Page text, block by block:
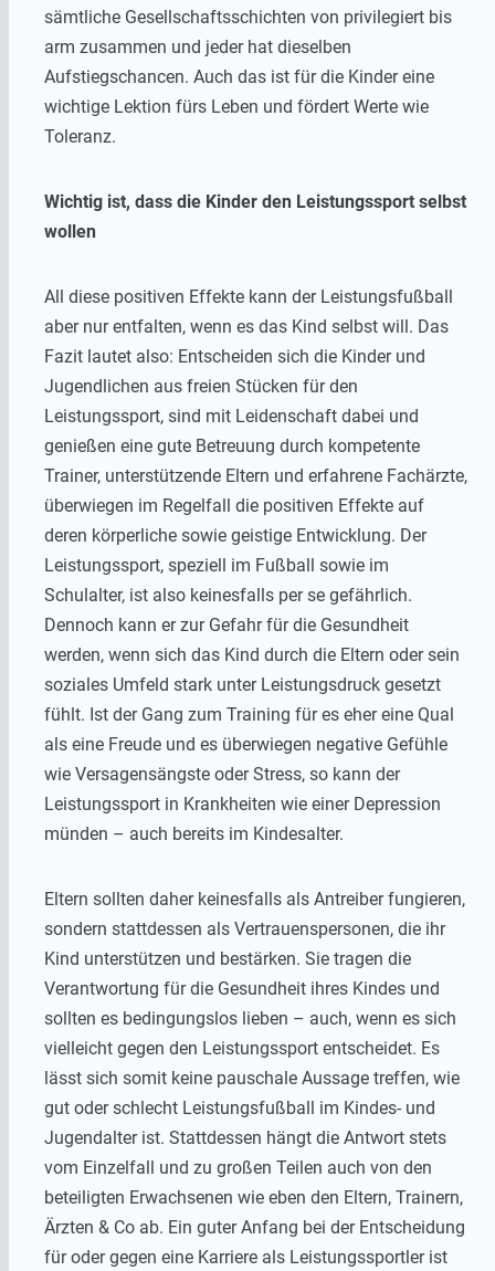
sämtliche Gesellschaftsschichten von privilegiert bis
arm zusammen und jeder hat dieselben
Aufstiegschancen. Auch das ist für die Kinder eine
wichtige Lektion fürs Leben und fördert Werte wie
Toleranz.
Wichtig ist, dass die Kinder den Leistungssport selbst
wollen
All diese positiven Effekte kann der Leistungsfußball
aber nur entfalten, wenn es das Kind selbst will. Das
Fazit lautet also: Entscheiden sich die Kinder und
Jugendlichen aus freien Stücken für den
Leistungssport, sind mit Leidenschaft dabei und
genießen eine gute Betreuung durch kompetente
Trainer, unterstützende Eltern und erfahrene Fachärzte,
überwiegen im Regelfall die positiven Effekte auf
deren körperliche sowie geistige Entwicklung. Der
Leistungssport, speziell im Fußball sowie im
Schulalter, ist also keinesfalls per se gefährlich.
Dennoch kann er zur Gefahr für die Gesundheit
werden, wenn sich das Kind durch die Eltern oder sein
soziales Umfeld stark unter Leistungsdruck gesetzt
fühlt. Ist der Gang zum Training für es eher eine Qual
als eine Freude und es überwiegen negative Gefühle
wie Versagensängste oder Stress, so kann der
Leistungssport in Krankheiten wie einer Depression
münden – auch bereits im Kindesalter.
Eltern sollten daher keinesfalls als Antreiber fungieren,
sondern stattdessen als Vertrauenspersonen, die ihr
Kind unterstützen und bestärken. Sie tragen die
Verantwortung für die Gesundheit ihres Kindes und
sollten es bedingungslos lieben – auch, wenn es sich
vielleicht gegen den Leistungssport entscheidet. Es
lässt sich somit keine pauschale Aussage treffen, wie
gut oder schlecht Leistungsfußball im Kindes- und
Jugendalter ist. Stattdessen hängt die Antwort stets
vom Einzelfall und zu großen Teilen auch von den
beteiligten Erwachsenen wie eben den Eltern, Trainern,
Ärzten & Co ab. Ein guter Anfang bei der Entscheidung
für oder gegen eine Karriere als Leistungssportler ist